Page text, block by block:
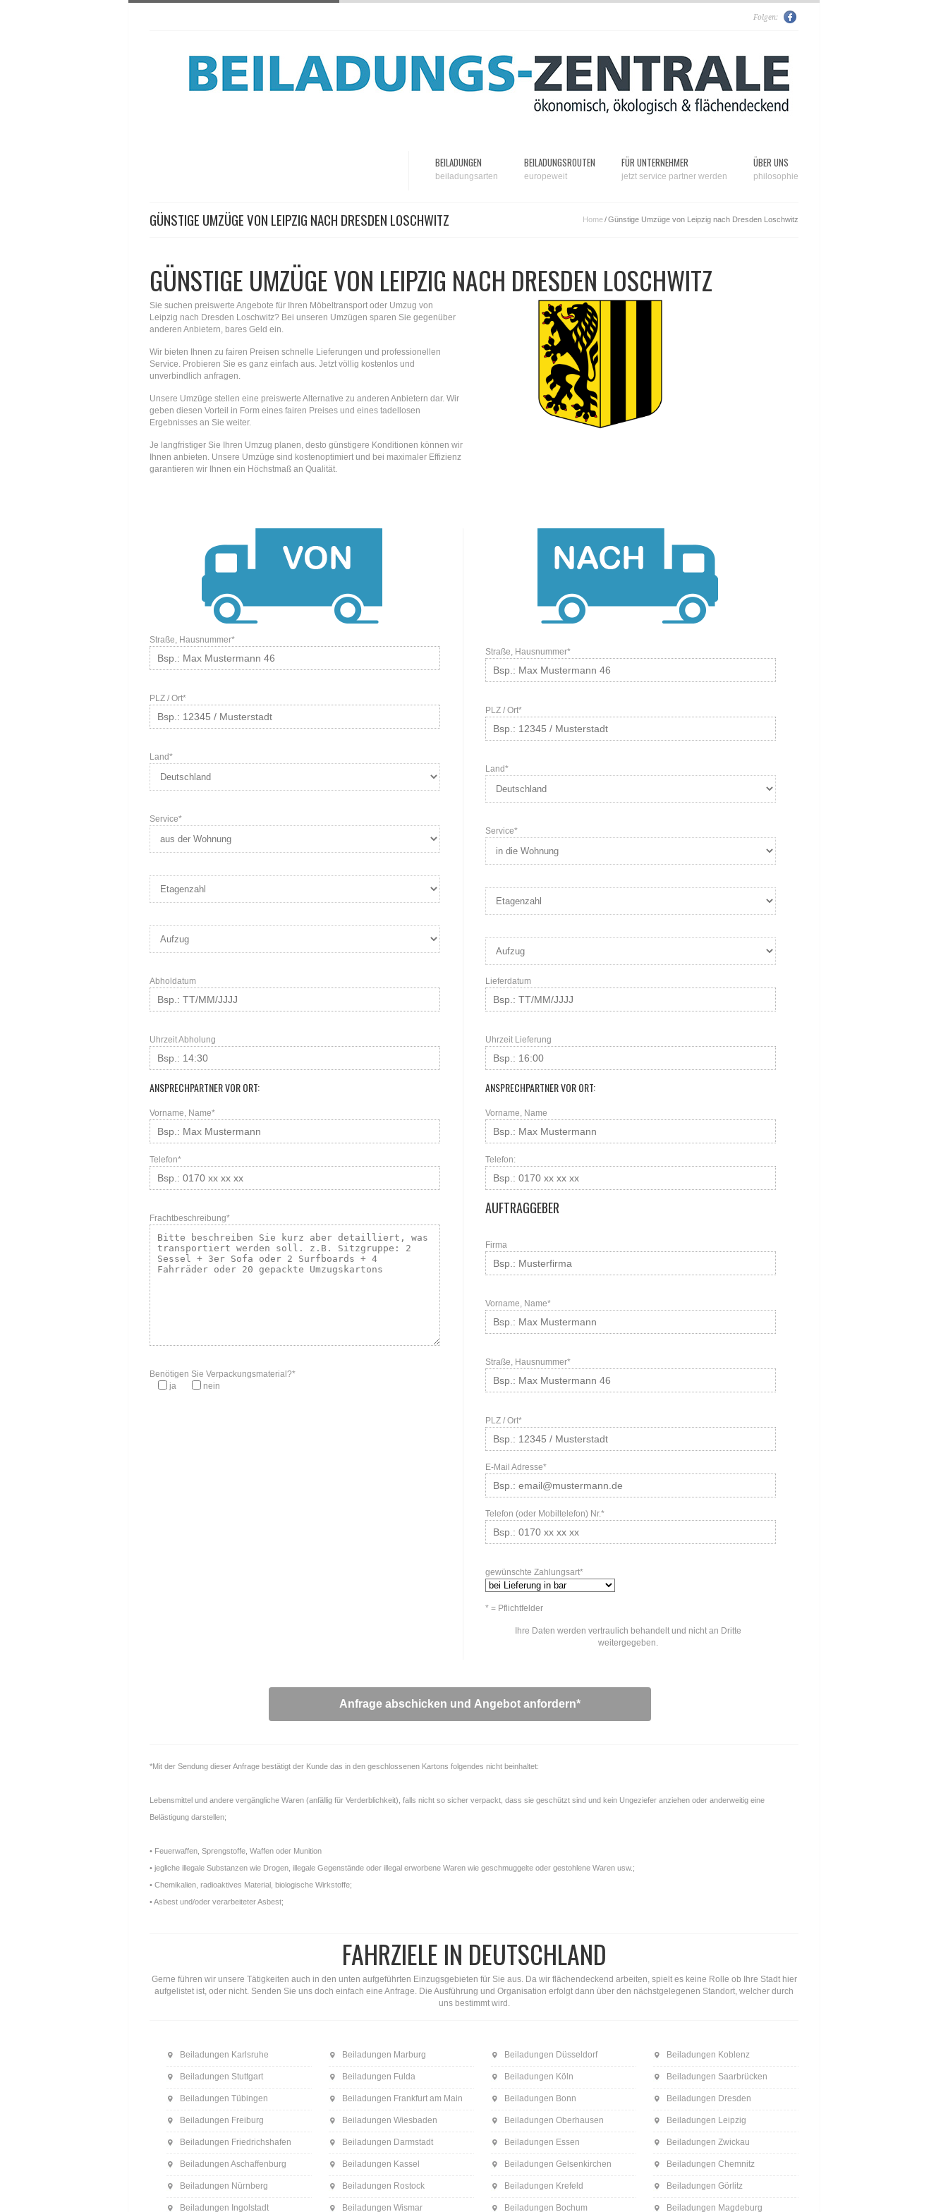
Folgen:
BEILADUNGEN
beiladungsarten
BEILADUNGSROUTEN
europeweit
FÜR UNTERNEHMER
jetzt service partner werden
ÜBER UNS
philosophie
GÜNSTIGE UMZÜGE VON LEIPZIG NACH DRESDEN LOSCHWITZ Home/Günstige Umzüge von Leipzig nach Dresden Loschwitz
GÜNSTIGE UMZÜGE VON LEIPZIG NACH DRESDEN LOSCHWITZ
Sie suchen preiswerte Angebote für Ihren Möbeltransport oder Umzug von
Leipzig nach Dresden Loschwitz? Bei unseren Umzügen sparen Sie gegenüber
anderen Anbietern, bares Geld ein.
Wir bieten Ihnen zu fairen Preisen schnelle Lieferungen und professionellen
Service. Probieren Sie es ganz einfach aus. Jetzt völlig kostenlos und
unverbindlich anfragen.
Unsere Umzüge stellen eine preiswerte Alternative zu anderen Anbietern dar. Wir
geben diesen Vorteil in Form eines fairen Preises und eines tadellosen
Ergebnisses an Sie weiter.
Je langfristiger Sie Ihren Umzug planen, desto günstigere Konditionen können wir
Ihnen anbieten. Unsere Umzüge sind kostenoptimiert und bei maximaler Effizienz
garantieren wir Ihnen ein Höchstmaß an Qualität.
Straße, Hausnummer*
PLZ / Ort*
Land*
Service*
Abholdatum
Uhrzeit Abholung
ANSPRECHPARTNER VOR ORT:
Vorname, Name*
Telefon*
Frachtbeschreibung*
Benötigen Sie Verpackungsmaterial?*
ja
nein
Straße, Hausnummer*
PLZ / Ort*
Land*
Service*
Lieferdatum
Uhrzeit Lieferung
ANSPRECHPARTNER VOR ORT:
Vorname, Name
Telefon:
AUFTRAGGEBER
Firma
Vorname, Name*
Straße, Hausnummer*
PLZ / Ort*
E-Mail Adresse*
Telefon (oder Mobiltelefon) Nr.*
gewünschte Zahlungsart*
* = Pflichtfelder
Ihre Daten werden vertraulich behandelt und nicht an Dritte
weitergegeben.
*Mit der Sendung dieser Anfrage bestätigt der Kunde das in den geschlossenen Kartons folgendes nicht beinhaltet:
Lebensmittel und andere vergängliche Waren (anfällig für Verderblichkeit), falls nicht so sicher verpackt, dass sie geschützt sind und kein Ungeziefer anziehen oder anderweitig eine
Belästigung darstellen;
• Feuerwaffen, Sprengstoffe, Waffen oder Munition
• jegliche illegale Substanzen wie Drogen, illegale Gegenstände oder illegal erworbene Waren wie geschmuggelte oder gestohlene Waren usw.;
• Chemikalien, radioaktives Material, biologische Wirkstoffe;
• Asbest und/oder verarbeiteter Asbest;
FAHRZIELE IN DEUTSCHLAND
Gerne führen wir unsere Tätigkeiten auch in den unten aufgeführten Einzugsgebieten für Sie aus. Da wir flächendeckend arbeiten, spielt es keine Rolle ob Ihre Stadt hier
aufgelistet ist, oder nicht. Senden Sie uns doch einfach eine Anfrage. Die Ausführung und Organisation erfolgt dann über den nächstgelegenen Standort, welcher durch
uns bestimmt wird.
Beiladungen Karlsruhe
Beiladungen Stuttgart
Beiladungen Tübingen
Beiladungen Freiburg
Beiladungen Friedrichshafen
Beiladungen Aschaffenburg
Beiladungen Nürnberg
Beiladungen Ingolstadt
Beiladungen Marburg
Beiladungen Fulda
Beiladungen Frankfurt am Main
Beiladungen Wiesbaden
Beiladungen Darmstadt
Beiladungen Kassel
Beiladungen Rostock
Beiladungen Wismar
Beiladungen Düsseldorf
Beiladungen Köln
Beiladungen Bonn
Beiladungen Oberhausen
Beiladungen Essen
Beiladungen Gelsenkirchen
Beiladungen Krefeld
Beiladungen Bochum
Beiladungen Koblenz
Beiladungen Saarbrücken
Beiladungen Dresden
Beiladungen Leipzig
Beiladungen Zwickau
Beiladungen Chemnitz
Beiladungen Görlitz
Beiladungen Magdeburg